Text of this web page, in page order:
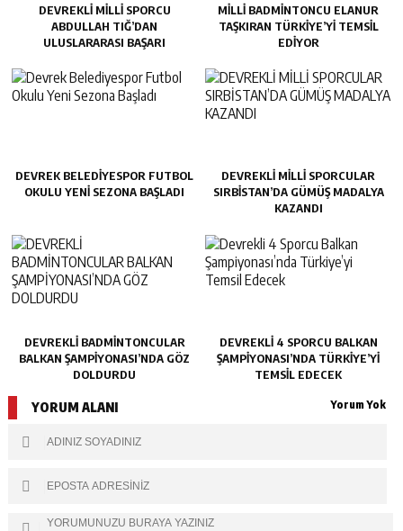
DEVREKLI MILLI SPORCU
ABDULLAH TIĞ’DAN
ULUSLARARASI BAŞARI
MİLLİ BADMİNTONCU ELANUR
TAŞKIRAN TÜRKİYE’Yİ TEMSİL
EDİYOR
DEVREK BELEDIYESPOR FUTBOL
OKULU YENI SEZONA BAŞLADI
DEVREKLİ MİLLİ SPORCULAR
SIRBİSTAN’DA GÜMÜŞ MADALYA
KAZANDI
DEVREKLİ BADMİNTONCULAR
BALKAN ŞAMPİYONASI’NDA GÖZ
DOLDURDU
DEVREKLI 4 SPORCU BALKAN
ŞAMPIYONASI’NDA TÜRKIYE’YI
TEMSIL EDECEK
YORUM ALANI Yorum Yok